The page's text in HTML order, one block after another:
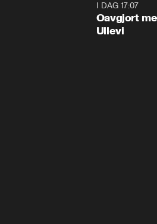
I DAG 17:07
Oavgjort
Ullevi